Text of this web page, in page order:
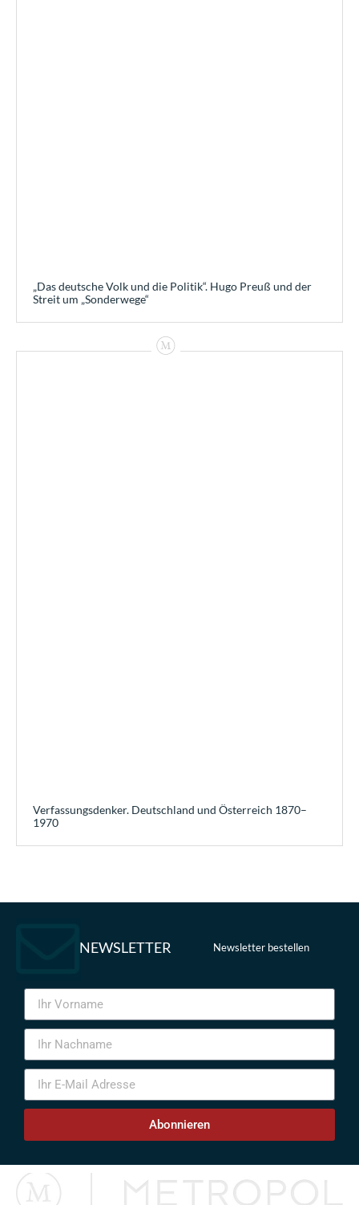
„Das deutsche Volk und die Politik“. Hugo Preuß und der
Streit um „Sonderwege“
Verfassungsdenker. Deutschland und Österreich 1870–
1970
NEWSLETTER Newsletter bestellen
Abonnieren